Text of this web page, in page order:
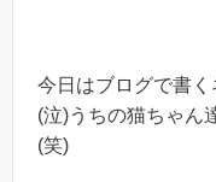
今日はブログで書
(泣)うちの猫ちゃん
(笑)